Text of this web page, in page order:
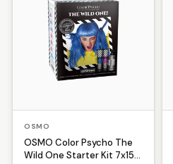
OSMO
OSMO Color Psycho The
Wild One Starter Kit 7x150